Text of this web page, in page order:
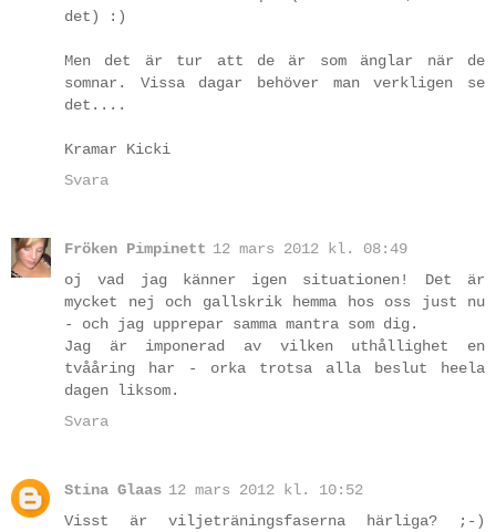
det) :)
Men det är tur att de är som änglar när de
somnar. Vissa dagar behöver man verkligen se
det....
Kramar Kicki
Svara
Fröken Pimpinett 12 mars 2012 kl. 08:49
oj vad jag känner igen situationen! Det är
mycket nej och gallskrik hemma hos oss just nu
- och jag upprepar samma mantra som dig.
Jag är imponerad av vilken uthållighet en
tvååring har - orka trotsa alla beslut heela
dagen liksom.
Svara
Stina Glaas 12 mars 2012 kl. 10:52
Visst är viljeträningsfaserna härliga? ;-)